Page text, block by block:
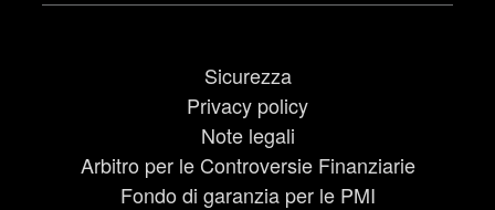
Sicurezza
Privacy policy
Note legali
Arbitro per le Controversie Finanziarie
Fondo di garanzia per le PMI